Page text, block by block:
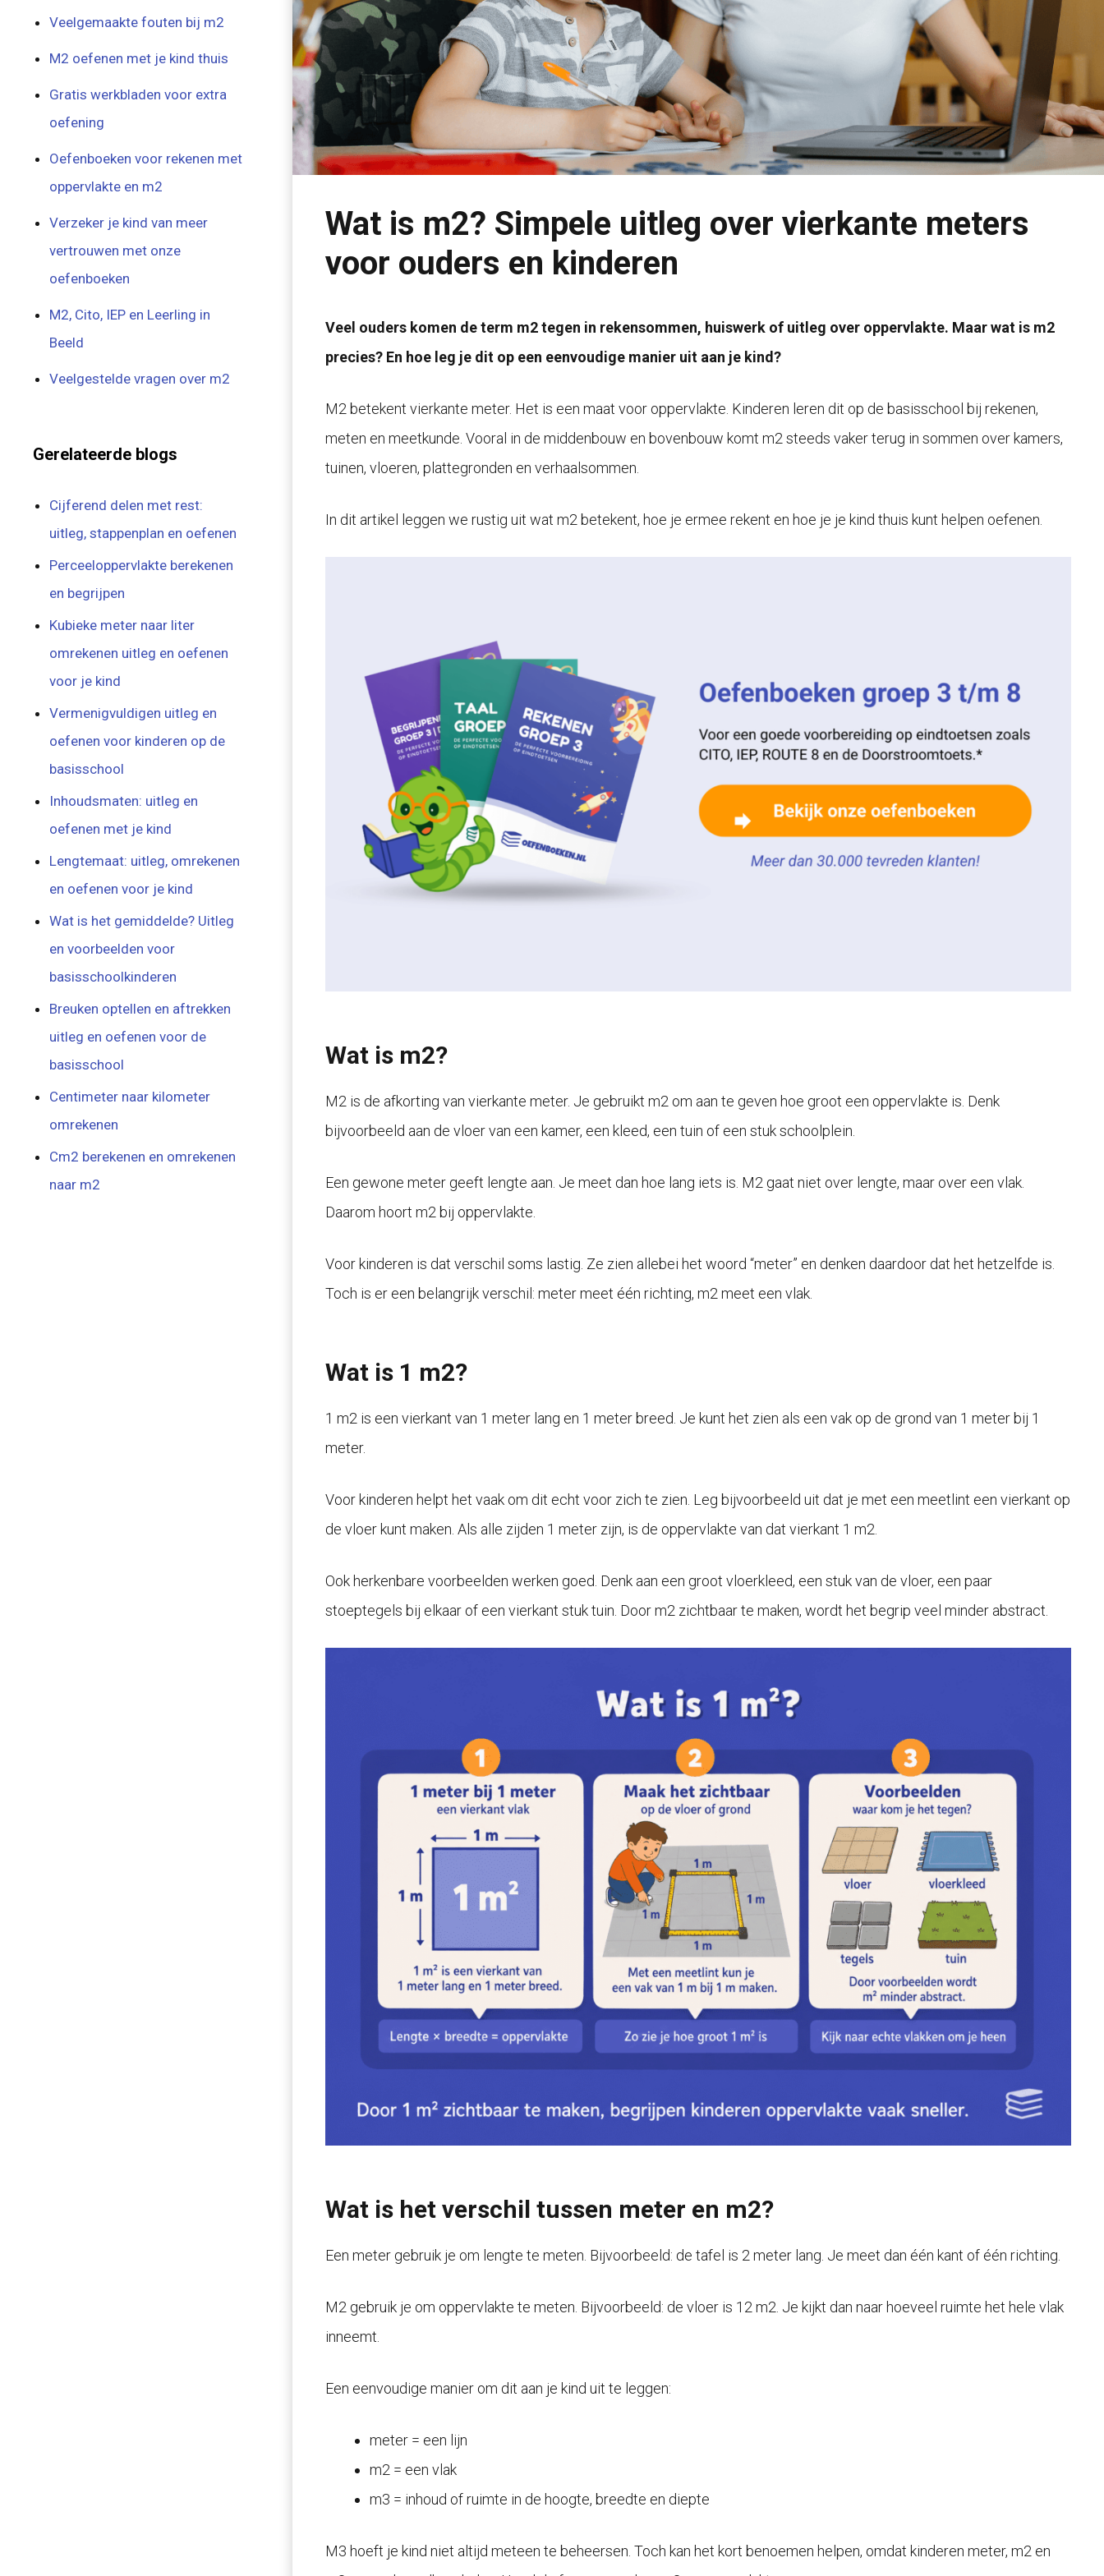
Wat is m2? Simpele uitleg over vierkante meters
voor ouders en kinderen
Veel ouders komen de term m2 tegen in rekensommen, huiswerk of uitleg over oppervlakte. Maar wat is m2
precies? En hoe leg je dit op een eenvoudige manier uit aan je kind?
M2 betekent vierkante meter. Het is een maat voor oppervlakte. Kinderen leren dit op de basisschool bij rekenen,
meten en meetkunde. Vooral in de middenbouw en bovenbouw komt m2 steeds vaker terug in sommen over kamers,
tuinen, vloeren, plattegronden en verhaalsommen.
In dit artikel leggen we rustig uit wat m2 betekent, hoe je ermee rekent en hoe je je kind thuis kunt helpen oefenen.
Wat is m2?
M2 is de afkorting van vierkante meter. Je gebruikt m2 om aan te geven hoe groot een oppervlakte is. Denk
bijvoorbeeld aan de vloer van een kamer, een kleed, een tuin of een stuk schoolplein.
Een gewone meter geeft lengte aan. Je meet dan hoe lang iets is. M2 gaat niet over lengte, maar over een vlak.
Daarom hoort m2 bij oppervlakte.
Voor kinderen is dat verschil soms lastig. Ze zien allebei het woord “meter” en denken daardoor dat het hetzelfde is.
Toch is er een belangrijk verschil: meter meet één richting, m2 meet een vlak.
Wat is 1 m2?
1 m2 is een vierkant van 1 meter lang en 1 meter breed. Je kunt het zien als een vak op de grond van 1 meter bij 1
meter.
Voor kinderen helpt het vaak om dit echt voor zich te zien. Leg bijvoorbeeld uit dat je met een meetlint een vierkant op
de vloer kunt maken. Als alle zijden 1 meter zijn, is de oppervlakte van dat vierkant 1 m2.
Ook herkenbare voorbeelden werken goed. Denk aan een groot vloerkleed, een stuk van de vloer, een paar
stoeptegels bij elkaar of een vierkant stuk tuin. Door m2 zichtbaar te maken, wordt het begrip veel minder abstract.
Wat is het verschil tussen meter en m2?
Een meter gebruik je om lengte te meten. Bijvoorbeeld: de tafel is 2 meter lang. Je meet dan één kant of één richting.
M2 gebruik je om oppervlakte te meten. Bijvoorbeeld: de vloer is 12 m2. Je kijkt dan naar hoeveel ruimte het hele vlak
inneemt.
Een eenvoudige manier om dit aan je kind uit te leggen:
meter = een lijn
m2 = een vlak
m3 = inhoud of ruimte in de hoogte, breedte en diepte
M3 hoeft je kind niet altijd meteen te beheersen. Toch kan het kort benoemen helpen, omdat kinderen meter, m2 en
Veelgemaakte fouten bij m2
M2 oefenen met je kind thuis
Gratis werkbladen voor extra
oefening
Oefenboeken voor rekenen met
oppervlakte en m2
Verzeker je kind van meer
vertrouwen met onze
oefenboeken
M2, Cito, IEP en Leerling in
Beeld
Veelgestelde vragen over m2
Gerelateerde blogs
Cijferend delen met rest:
uitleg, stappenplan en oefenen
Perceeloppervlakte berekenen
en begrijpen
Kubieke meter naar liter
omrekenen uitleg en oefenen
voor je kind
Vermenigvuldigen uitleg en
oefenen voor kinderen op de
basisschool
Inhoudsmaten: uitleg en
oefenen met je kind
Lengtemaat: uitleg, omrekenen
en oefenen voor je kind
Wat is het gemiddelde? Uitleg
en voorbeelden voor
basisschoolkinderen
Breuken optellen en aftrekken
uitleg en oefenen voor de
basisschool
Centimeter naar kilometer
omrekenen
Cm2 berekenen en omrekenen
naar m2